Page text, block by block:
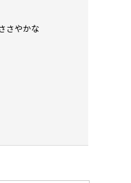
さやかな